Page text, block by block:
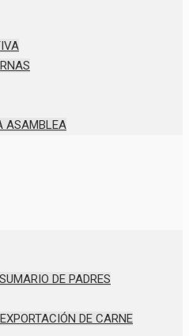
ASAMBLEA
DE PADRES
DE CARNE